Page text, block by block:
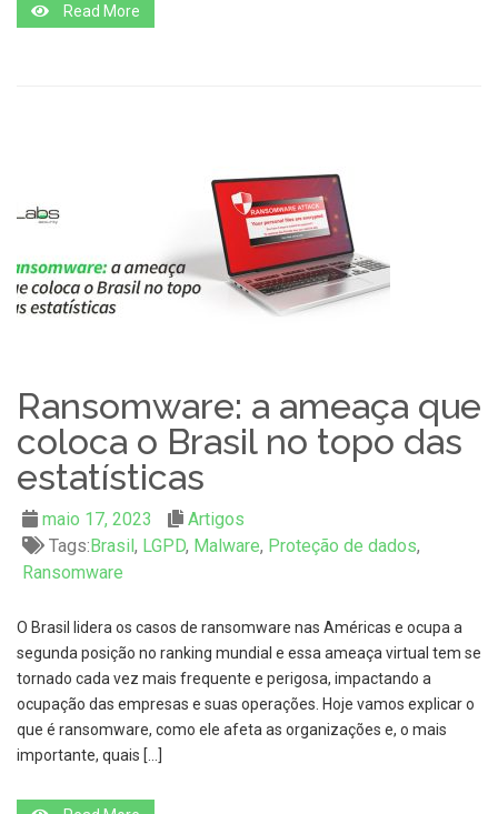
Read More
Ransomware: a ameaça que
coloca o Brasil no topo das
estatísticas
maio 17, 2023
Artigos
Tags:Brasil, LGPD, Malware, Proteção de dados,
Ransomware
O Brasil lidera os casos de ransomware nas Américas e ocupa a
segunda posição no ranking mundial e essa ameaça virtual tem se
tornado cada vez mais frequente e perigosa, impactando a
ocupação das empresas e suas operações. Hoje vamos explicar o
que é ransomware, como ele afeta as organizações e, o mais
importante, quais […]